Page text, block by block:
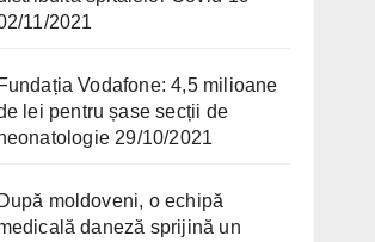
11/2021
Fundația Vodafone: 4,5 milioane
lei pentru șase secții de
29/10/2021
După moldoveni, o echipă
daneză sprijină un